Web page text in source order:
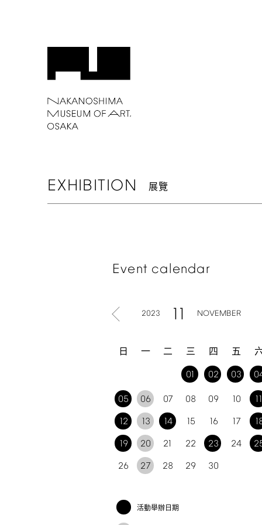
EXHIBITION 展覽
Event calendar
2023 11 NOVEMBER
日 一 二 三 四 五
01 02 03
05 06 07 08 09 10
12 13 14 15 16 17
19 20 21 22 23 24
26 27 28 29 30
活動舉辦日期